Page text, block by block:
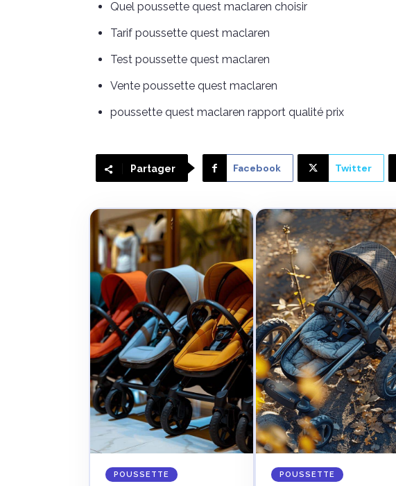
Quel poussette quest maclaren choisir
Tarif poussette quest maclaren
Test poussette quest maclaren
Vente poussette quest maclaren
poussette quest maclaren rapport qualité prix
Partager Facebook Twitter
POUSSETTE POUSSETTE